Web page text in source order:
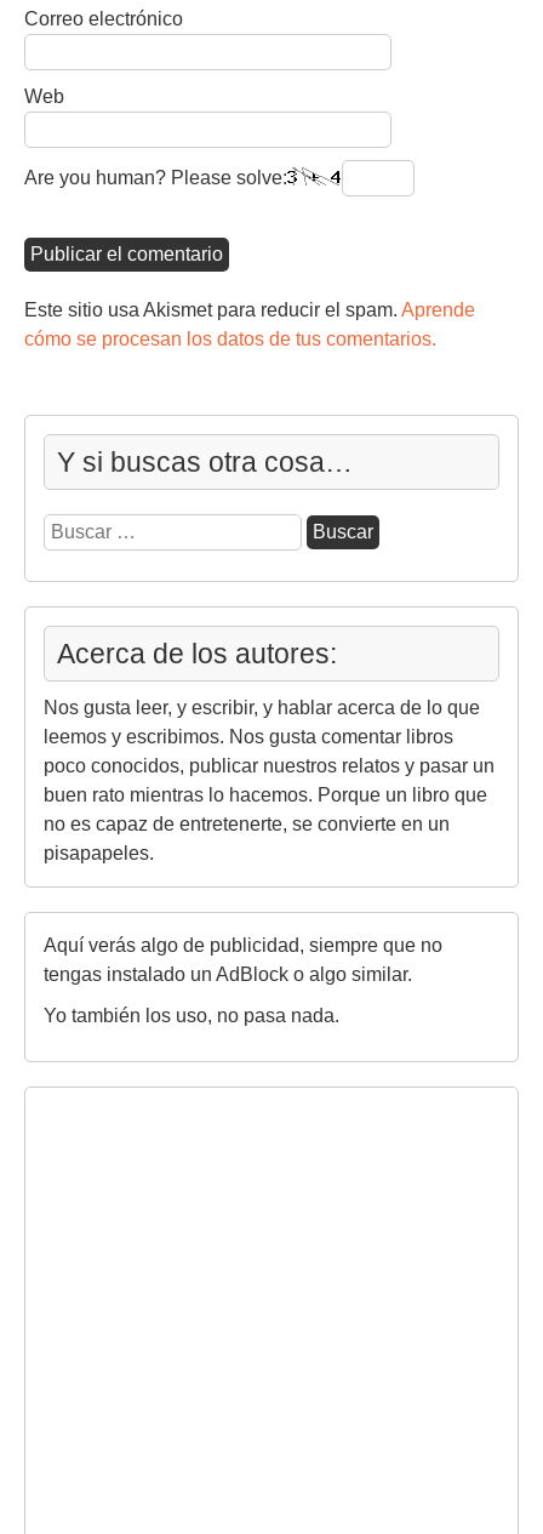
Correo electrónico
Web
Are you human? Please solve:
Este sitio usa Akismet para reducir el spam. Aprende
cómo se procesan los datos de tus comentarios.
Y si buscas otra cosa…
Buscar:
Acerca de los autores:
Nos gusta leer, y escribir, y hablar acerca de lo que
leemos y escribimos. Nos gusta comentar libros
poco conocidos, publicar nuestros relatos y pasar un
buen rato mientras lo hacemos. Porque un libro que
no es capaz de entretenerte, se convierte en un
pisapapeles.
Aquí verás algo de publicidad, siempre que no
tengas instalado un AdBlock o algo similar.
Yo también los uso, no pasa nada.